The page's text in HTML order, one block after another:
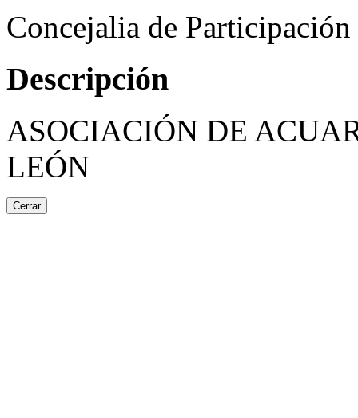
Concejalia de
Descripción
ASOCIACIÓN DE
LEÓN
Cerrar